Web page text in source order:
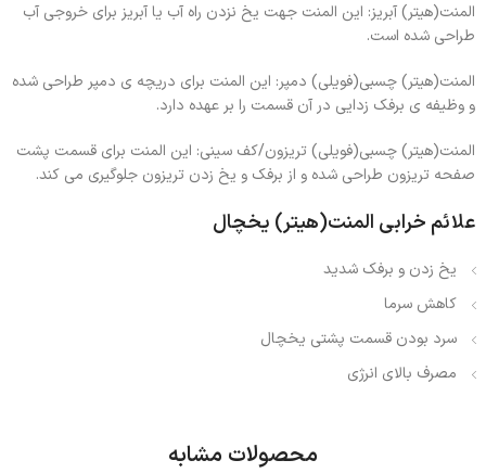
المنت(هیتر) آبریز: این المنت جهت یخ نزدن راه آب یا آبریز برای خروجی آب
طراحی شده است.
المنت(هیتر) چسبی(فویلی) دمپر: این المنت برای دریچه ی دمپر طراحی شده
و وظیفه ی برفک زدایی در آن قسمت را بر عهده دارد.
المنت(هیتر) چسبی(فویلی) تریزون/کف سینی: این المنت برای قسمت پشت
صفحه تریزون طراحی شده و از برفک و یخ زدن تریزون جلوگیری می کند.
علائم خرابی المنت(هیتر) یخچال
یخ زدن و برفک شدید
کاهش سرما
سرد بودن قسمت پشتی یخچال
مصرف بالای انرژی
محصولات مشابه